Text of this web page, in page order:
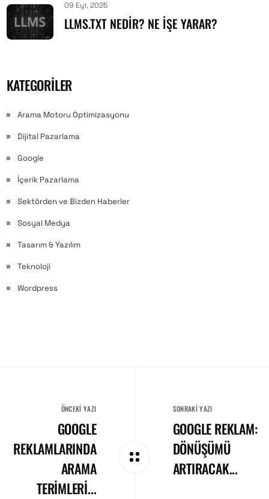
09 Eyl, 2025
LLMS.TXT NEDIR? NE İŞE YARAR?
KATEGORILER
Arama Motoru Optimizasyonu
Dijital Pazarlama
Google
İçerik Pazarlama
Sektörden ve Bizden Haberler
Sosyal Medya
Tasarım & Yazılım
Teknoloji
Wordpress
ÖNCEKI YAZI
GOOGLE
REKLAMLARINDA
ARAMA
TERIMLERI...
SONRAKI YAZI
GOOGLE REKLAM:
DÖNÜŞÜMÜ
ARTIRACAK...